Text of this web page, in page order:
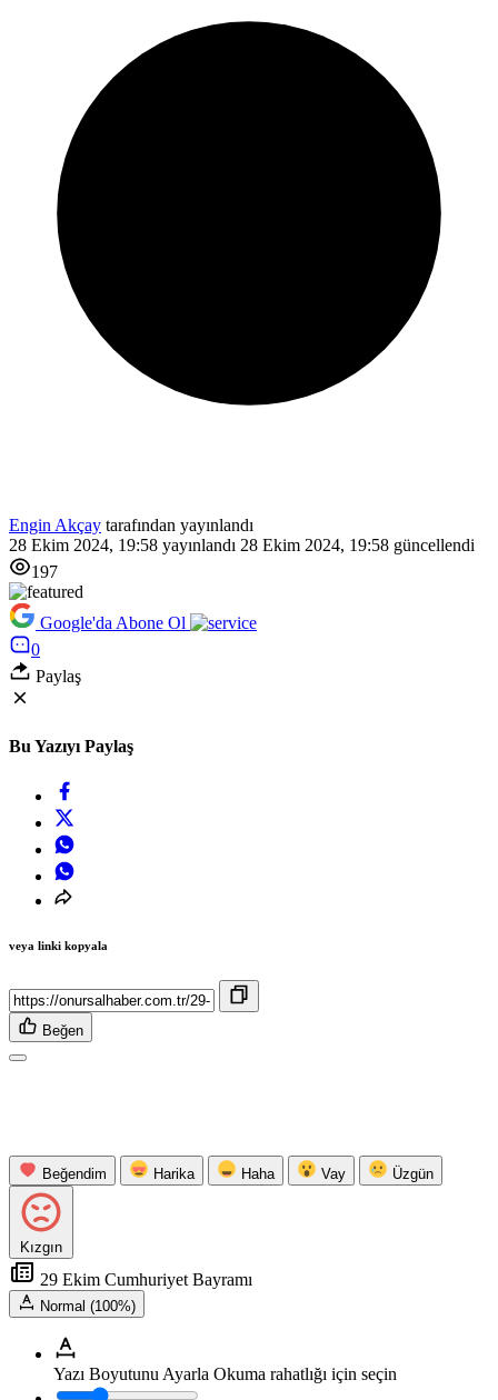
Engin Akçay tarafından yayınlandı
28 Ekim 2024, 19:58 yayınlandı 28 Ekim 2024, 19:58 güncellendi
197
Google'da Abone Ol
0
Paylaş
Bu Yazıyı Paylaş
veya linki kopyala
Beğen
Beğendim Harika Haha Vay Üzgün
Kızgın
29 Ekim Cumhuriyet Bayramı
Normal (100%)
Yazı Boyutunu Ayarla Okuma rahatlığı için seçin